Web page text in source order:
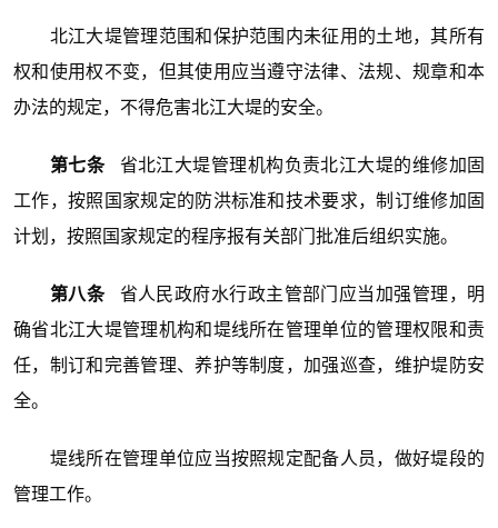
北江大堤管理范围和保护范围内未征用的土地，其所有
权和使用权不变，但其使用应当遵守法律、法规、规章和本
办法的规定，不得危害北江大堤的安全。
第七条 省北江大堤管理机构负责北江大堤的维修加固
工作，按照国家规定的防洪标准和技术要求，制订维修加固
计划，按照国家规定的程序报有关部门批准后组织实施。
第八条 省人民政府水行政主管部门应当加强管理，明
确省北江大堤管理机构和堤线所在管理单位的管理权限和责
任，制订和完善管理、养护等制度，加强巡查，维护堤防安
全。
堤线所在管理单位应当按照规定配备人员，做好堤段的
管理工作。